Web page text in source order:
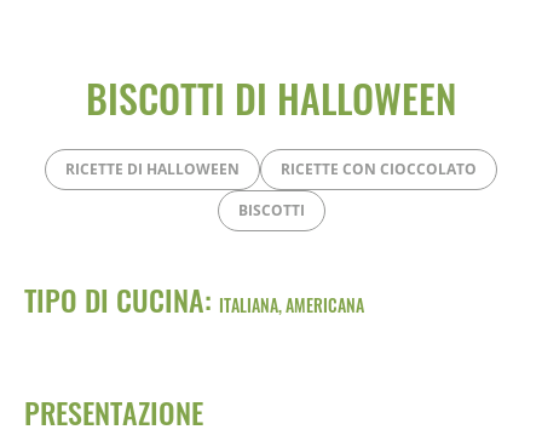
BISCOTTI DI HALLOWEEN
RICETTE DI HALLOWEEN
RICETTE CON CIOCCOLATO
BISCOTTI
TIPO DI CUCINA: ITALIANA, AMERICANA
PRESENTAZIONE